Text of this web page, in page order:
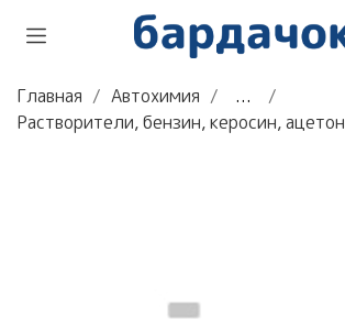
Главная Автохимия
...
Растворители, бензин, керосин, ацетон